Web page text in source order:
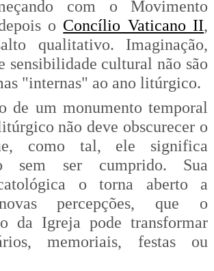
com o Movimento
o Concílio Vaticano II,
qualitativo. Imaginação,
sensibilidade cultural não são
"internas" ao ano litúrgico.
de um monumento temporal
não deve obscurecer o
como tal, ele significa
sem ser cumprido. Sua
o torna aberto a
percepções, que o
da Igreja pode transformar
memoriais, festas ou